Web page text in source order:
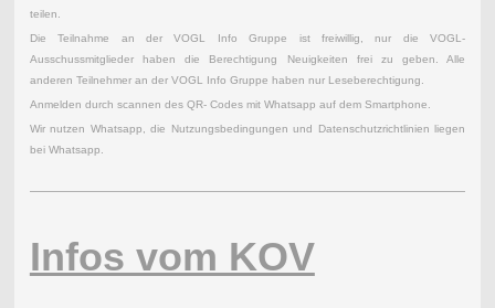
teilen.
Die Teilnahme an der VOGL Info Gruppe ist freiwillig, nur die VOGL-
Ausschussmitglieder haben die Berechtigung Neuigkeiten frei zu geben. Alle
anderen Teilnehmer an der VOGL Info Gruppe haben nur Leseberechtigung.
Anmelden durch scannen des QR- Codes mit Whatsapp auf dem Smartphone.
Wir nutzen Whatsapp, die Nutzungsbedingungen und Datenschutzrichtlinien liegen
bei Whatsapp.
Infos vom KOV